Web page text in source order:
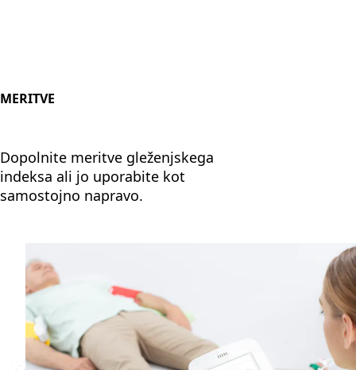
MERITVE
Dopolnite meritve gleženjskega
indeksa ali jo uporabite kot
samostojno napravo.